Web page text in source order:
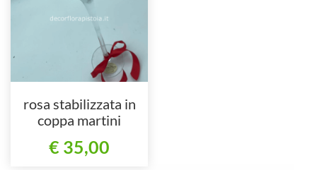
rosa stabilizzata in
coppa martini
€ 35,00